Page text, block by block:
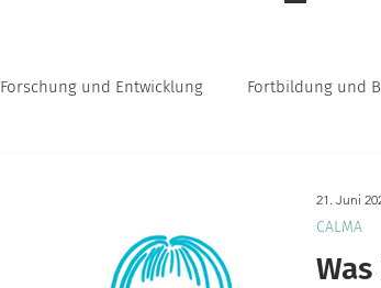
Forschung und Entwicklung Fortbildung und
CALMA
21. Juni